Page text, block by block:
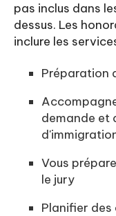
pas inclus dans
dessus. Les
inclure les
Préparation
demande et
Vous
le jury
Planifier